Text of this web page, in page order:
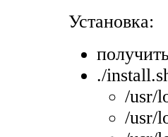
Установка:
./
/usr/
/usr/